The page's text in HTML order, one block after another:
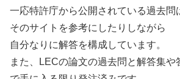
一応特許庁から公開されている過去問
そのサイトを参考にしたりしながら
自分なりに解答を構成しています。
また、LECの論文の過去問と解答集や